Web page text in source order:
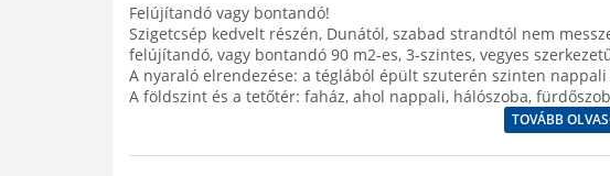
Felújítandó vagy bontandó!
Szigetcsép kedvelt részén, Dunától, szabad strandtól nem
felújítandó, vagy bontandó 90 m2-es, 3-szintes, vegyes
A nyaraló elrendezése: a téglából épült szuterén szinten
A földszint és a tetőtér: faház, ahol nappali, hálószoba,
TOVÁBB